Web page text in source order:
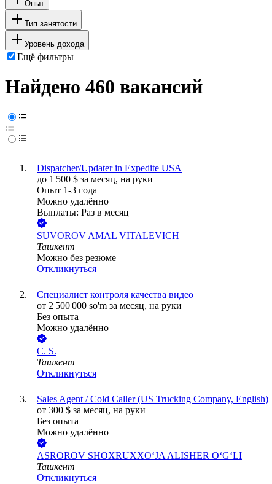
Опыт
Тип занятости
Уровень дохода
Ещё фильтры
Найдено 460 вакансий
Dispatcher/Updater in Expedite USA
до 1 500 $ за месяц, на руки
Опыт 1-3 года
Можно удалённо
Выплаты: Раз в месяц
SUVOROV AMAL VITALEVICH
Ташкент
Можно без резюме
Откликнуться
Специалист контроля качества видео
от 2 500 000 so'm за месяц, на руки
Без опыта
Можно удалённо
C. S.
Ташкент
Откликнуться
Sales Agent / Cold Caller (US Trucking Company, English)
от 300 $ за месяц, на руки
Без опыта
Можно удалённо
ASROROV SHOXRUXXO‘JA ALISHER O‘G‘LI
Ташкент
Откликнуться